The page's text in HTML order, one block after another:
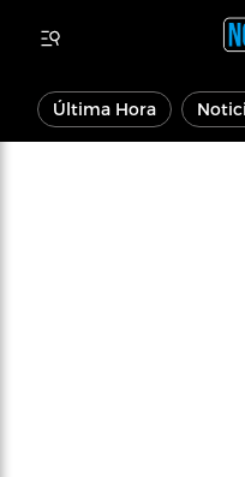
Última Hora